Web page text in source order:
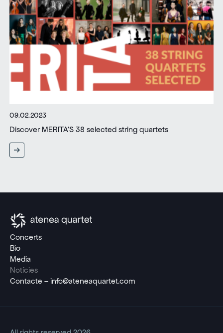
09.02.2023
Discover MERITA’S 38 selected string quartets
Concerts
Bio
Media
Notícies
Contacte – info@ateneaquartet.com